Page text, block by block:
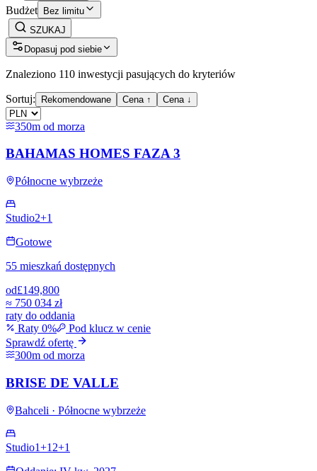
Budżet Bez limitu
SZUKAJ
Dopasuj pod siebie
Znaleziono 110 inwestycji pasujących do kryteriów
Sortuj: Rekomendowane Cena ↑ Cena ↓
350m od morza
BAHAMAS HOMES FAZA 3
Północne wybrzeże
Studio2+1
Gotowe
55 mieszkań dostępnych
od£149,800
≈ 750 034 zł
raty do oddania
Raty 0%
Pod klucz w cenie
Sprawdź ofertę
300m od morza
BRISE DE VALLE
Bahceli · Północne wybrzeże
Studio1+1 2+1